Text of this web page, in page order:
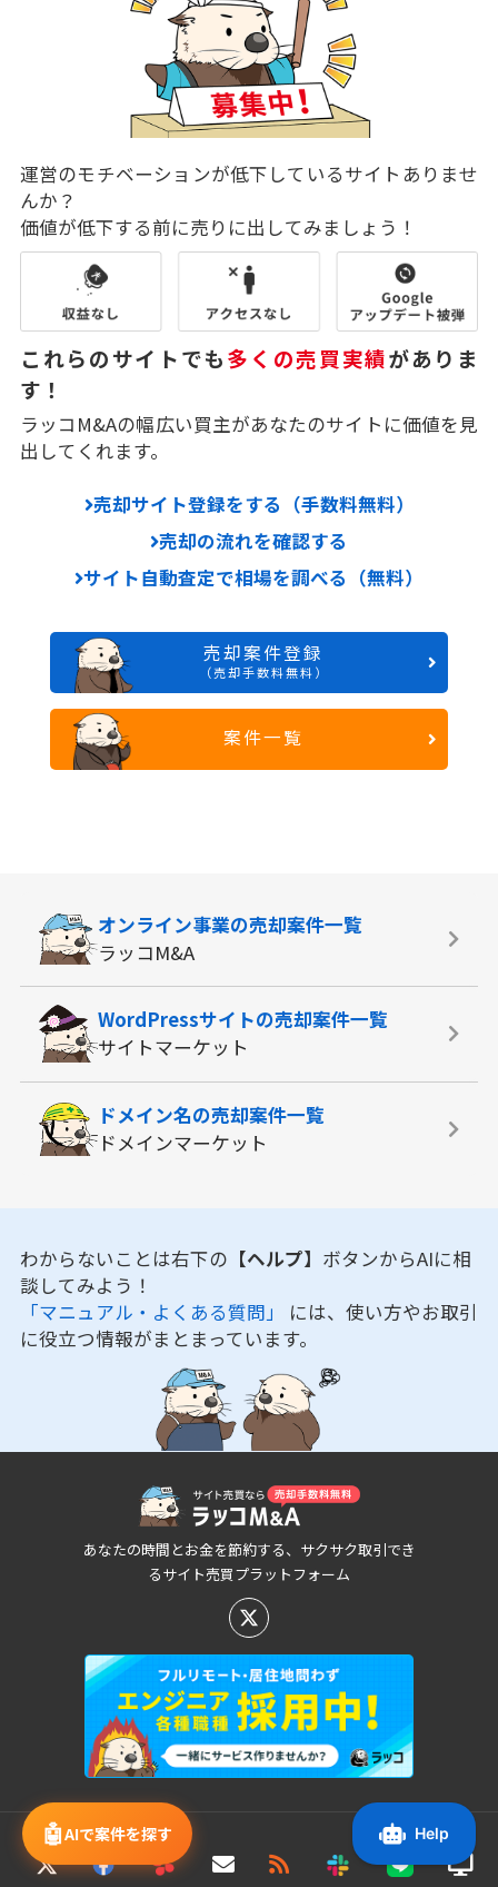
運営のモチベーションが低下しているサイトありませ
んか？
価値が低下する前に売りに出してみましょう！
これらのサイトでも多くの売買実績がありま
す！
ラッコM&Aの幅広い買主があなたのサイトに価値を見
出してくれます。
売却サイト登録をする（手数料無料）
売却の流れを確認する
サイト自動査定で相場を調べる（無料）
売却案件登録
（売却手数料無料）
案件一覧
🤖AIで案件を探す
オンライン事業の売却案件一覧
ラッコM&A
WordPressサイトの売却案件一覧
サイトマーケット
ドメイン名の売却案件一覧
ドメインマーケット
わからないことは右下の 【ヘルプ】 ボタンからAIに相
談してみよう！
「マニュアル・よくある質問」 には、使い方やお取引
に役立つ情報がまとまっています。
あなたの時間とお金を節約する、サクサク取引でき
るサイト売買プラットフォーム
新着/値下げ案件情報